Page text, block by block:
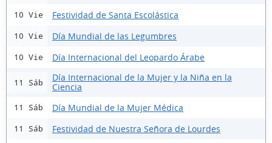
10 Vie Festividad de Santa Escolástica
10 Vie Día Mundial de las Legumbres
10 Vie Día Internacional del Leopardo Árabe
11 Sáb
Día Internacional de la Mujer y la Niña en la
Ciencia
11 Sáb Día Mundial de la Mujer Médica
11 Sáb Festividad de Nuestra Señora de Lourdes